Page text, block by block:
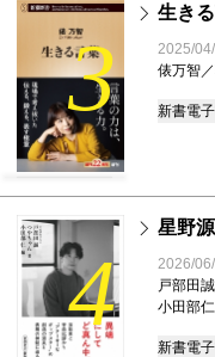
3
生き
2025/
俵万智
新書電
4
星野
2026/
戸部田
小田部
新書電